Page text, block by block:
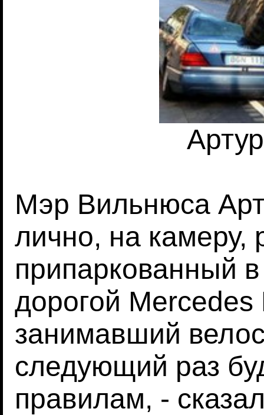
Мэр Вильнюса
лично, на камеру,
припаркованный
дорогой Mercedes
занимавший
следующий раз
правилам, -